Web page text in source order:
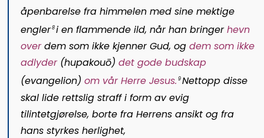
åpenbarelse fra himmelen med sine mektige
engler8 i en flammende ild, når han bringerhevn
over dem som ikke kjenner Gud, ogdem som ikke
adlyder (hupakouō)det gode budskap
(evangelion)om vår Herre Jesus. 9 Nettopp disse
skal lide rettslig straff i form av evig
tilintetgjørelse, borte fra Herrens ansikt og fra
hans styrkes herlighet,